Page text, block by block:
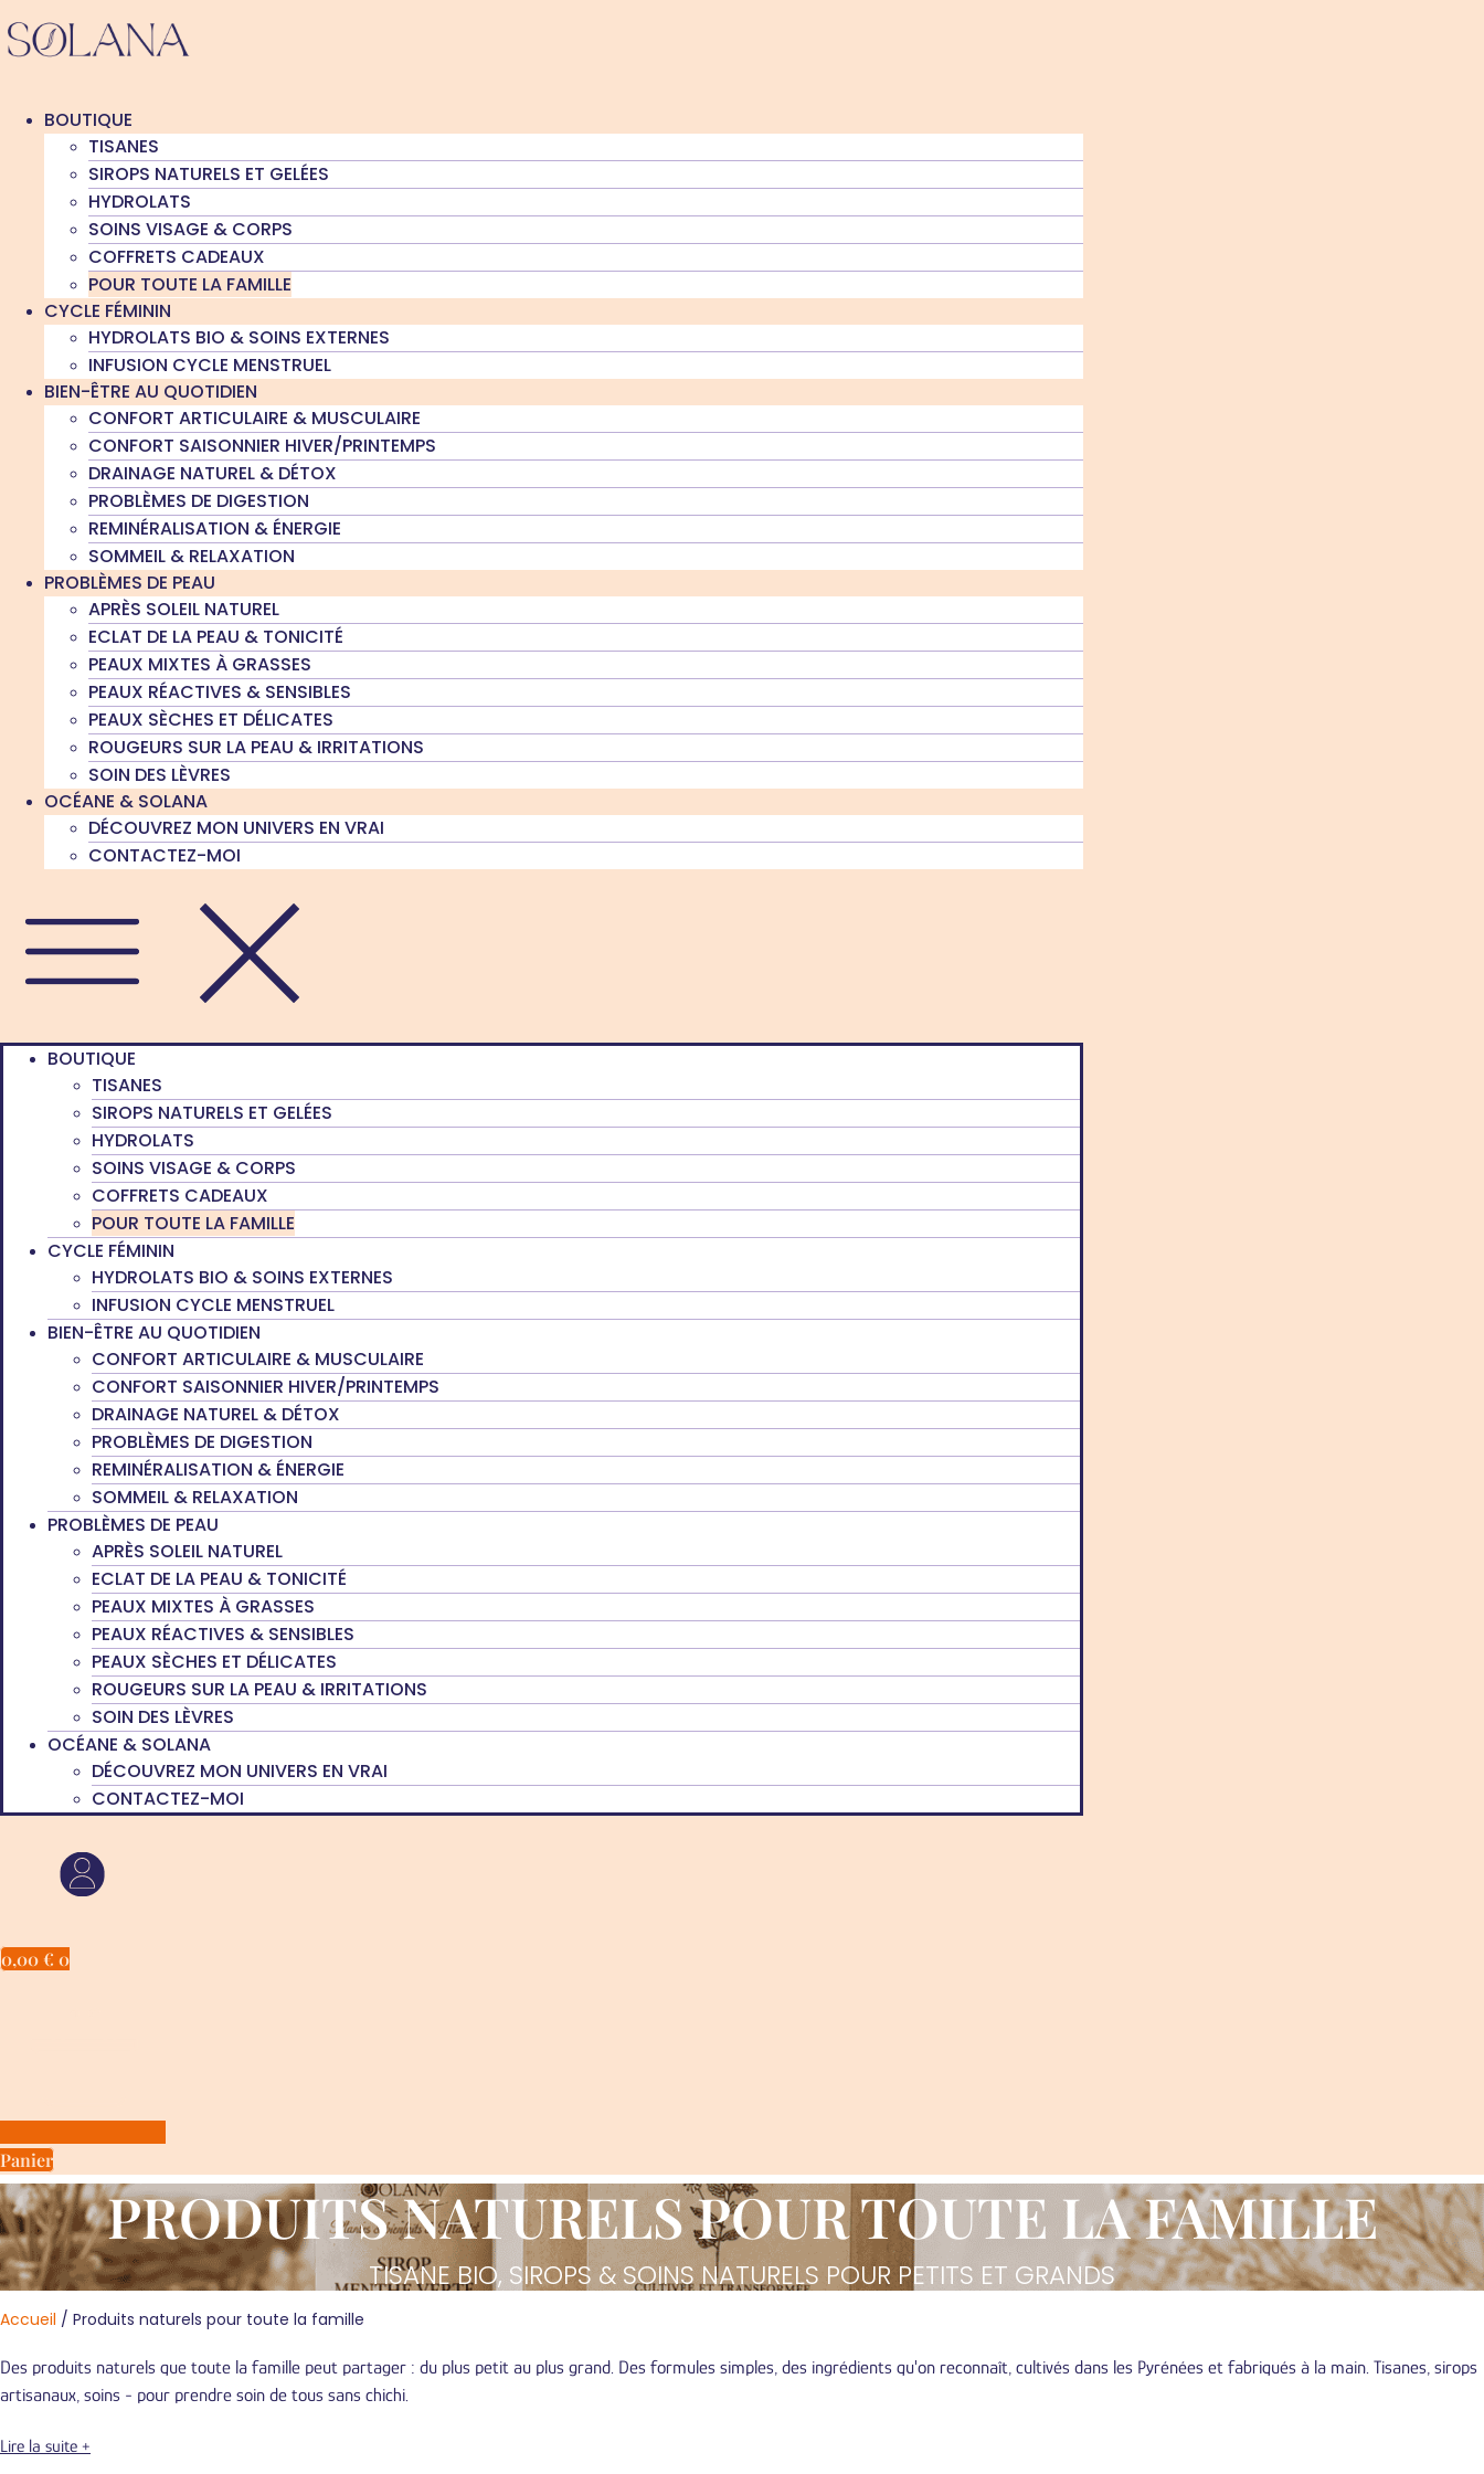
au
BOUTIQUE
TISANES
SIROPS NATURELS ET GELÉES
HYDROLATS
SOINS VISAGE & CORPS
COFFRETS CADEAUX
POUR TOUTE LA FAMILLE
CYCLE FÉMININ
HYDROLATS BIO & SOINS EXTERNES
INFUSION CYCLE MENSTRUEL
BIEN-ÊTRE AU QUOTIDIEN
CONFORT ARTICULAIRE & MUSCULAIRE
CONFORT SAISONNIER HIVER/PRINTEMPS
DRAINAGE NATUREL & DÉTOX
PROBLÈMES DE DIGESTION
REMINÉRALISATION & ÉNERGIE
SOMMEIL & RELAXATION
PROBLÈMES DE PEAU
APRÈS SOLEIL NATUREL
ECLAT DE LA PEAU & TONICITÉ
PEAUX MIXTES À GRASSES
PEAUX RÉACTIVES & SENSIBLES
PEAUX SÈCHES ET DÉLICATES
ROUGEURS SUR LA PEAU & IRRITATIONS
SOIN DES LÈVRES
OCÉANE & SOLANA
DÉCOUVREZ MON UNIVERS EN VRAI
CONTACTEZ-MOI
BOUTIQUE
TISANES
SIROPS NATURELS ET GELÉES
HYDROLATS
SOINS VISAGE & CORPS
COFFRETS CADEAUX
POUR TOUTE LA FAMILLE
CYCLE FÉMININ
HYDROLATS BIO & SOINS EXTERNES
INFUSION CYCLE MENSTRUEL
BIEN-ÊTRE AU QUOTIDIEN
CONFORT ARTICULAIRE & MUSCULAIRE
CONFORT SAISONNIER HIVER/PRINTEMPS
DRAINAGE NATUREL & DÉTOX
PROBLÈMES DE DIGESTION
REMINÉRALISATION & ÉNERGIE
SOMMEIL & RELAXATION
PROBLÈMES DE PEAU
APRÈS SOLEIL NATUREL
ECLAT DE LA PEAU & TONICITÉ
PEAUX MIXTES À GRASSES
PEAUX RÉACTIVES & SENSIBLES
PEAUX SÈCHES ET DÉLICATES
ROUGEURS SUR LA PEAU & IRRITATIONS
SOIN DES LÈVRES
OCÉANE & SOLANA
DÉCOUVREZ MON UNIVERS EN VRAI
CONTACTEZ-MOI
0,00€ 0
Panier
PRODUITS NATURELS POUR TOUTE LA FAMILLE
TISANE BIO, SIROPS & SOINS NATURELS POUR PETITS ET GRANDS
Accueil / Produits naturels pour toute la famille
Des produits naturels que toute la famille peut partager : du plus petit au plus grand. Des formules simples, des ingrédients qu'on reconnaît, cultivés dans les Pyrénées et fabriqués à la main. Tisanes, sirops
artisanaux, soins - pour prendre soin de tous sans chichi.
Lire la suite +